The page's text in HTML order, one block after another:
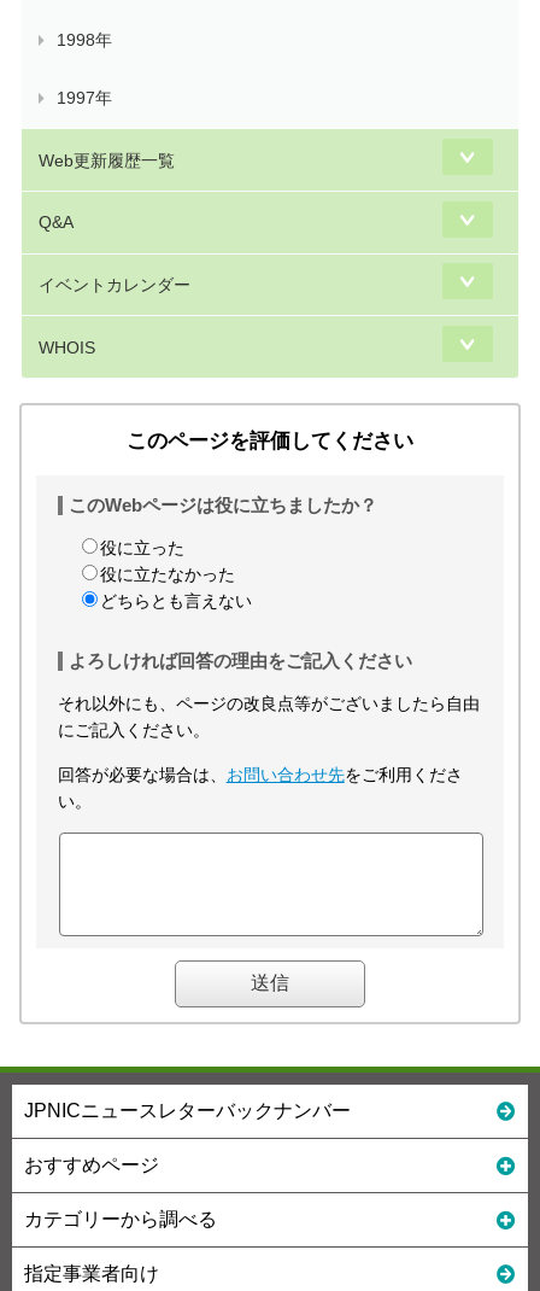
1998年
1997年
Web更新履歴一覧
Q&A
イベントカレンダー
WHOIS
このページを評価してください
このWebページは役に立ちましたか？
役に立った
役に立たなかった
どちらとも言えない
よろしければ回答の理由をご記入ください
それ以外にも、ページの改良点等がございましたら自由
にご記入ください。
回答が必要な場合は、 お問い合わせ先をご利用くださ
い。
JPNICニュースレターバックナンバー
おすすめページ
カテゴリーから調べる
指定事業者向け